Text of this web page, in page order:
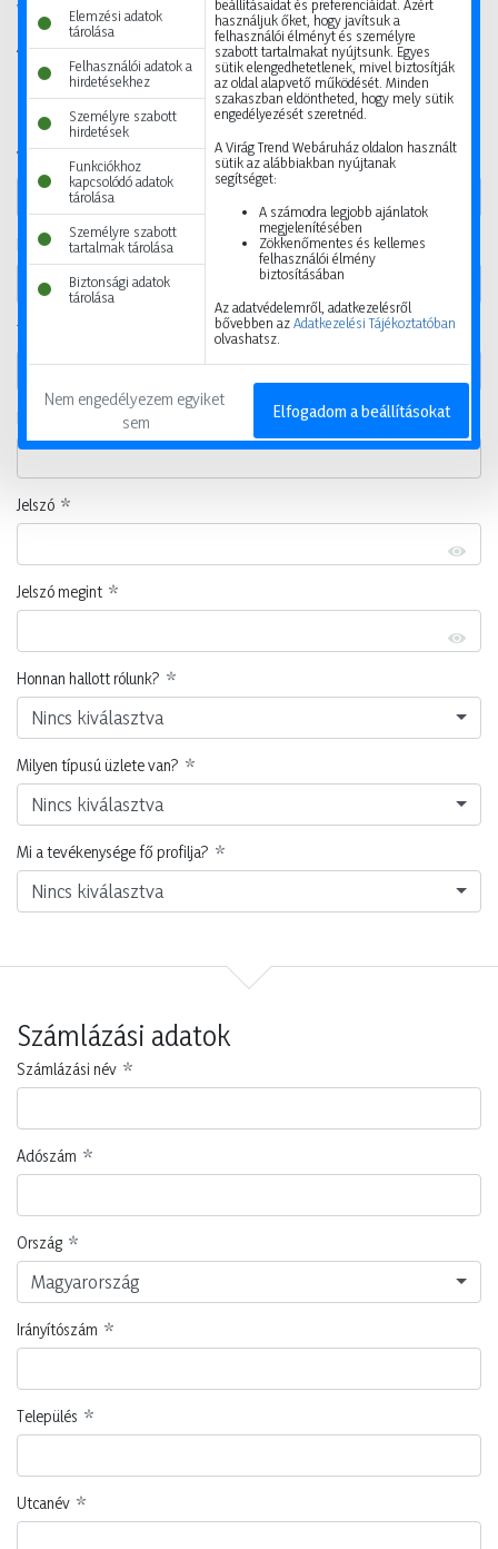
Vásárlási információ
A csillaggal jelölt mezők kitöltése kötelező.
Felhasználói adatok
Vezetéknév
Keresztnév
Telefonszám
Jelszó
Jelszó megint
Honnan hallott rólunk?
Nincs kiválasztva
Milyen típusú üzlete van?
Nincs kiválasztva
Mi a tevékenysége fő profilja?
Nincs kiválasztva
Számlázási adatok
Számlázási név
Adószám
Ország
Magyarország
Irányítószám
Település
Utcanév
Elemzési adatok
tárolása
Felhasználói adatok a
hirdetésekhez
Személyre szabott
hirdetések
Funkciókhoz
kapcsolódó adatok
tárolása
Személyre szabott
tartalmak tárolása
Biztonsági adatok
tárolása
beállításaidat és preferenciáidat. Azért
használjuk őket, hogy javítsuk a
felhasználói élményt és személyre
szabott tartalmakat nyújtsunk. Egyes
sütik elengedhetetlenek, mivel biztosítják
az oldal alapvető működését. Minden
szakaszban eldöntheted, hogy mely sütik
engedélyezését szeretnéd.
A Virág Trend Webáruház oldalon használt
sütik az alábbiakban nyújtanak
segítséget:
A számodra legjobb ajánlatok
megjelenítésében
Zökkenőmentes és kellemes
felhasználói élmény
biztosításában
Az adatvédelemről, adatkezelésről
bővebben azAdatkezelési Tájékoztatóban
olvashatsz.
Nem engedélyezem egyiket
sem
Elfogadom a beállításokat